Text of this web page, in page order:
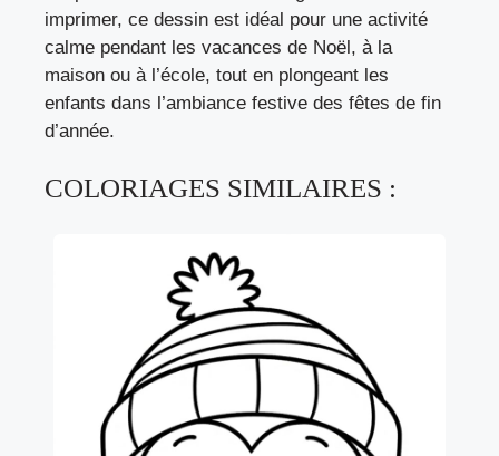
imprimer, ce dessin est idéal pour une activité
calme pendant les vacances de Noël, à la
maison ou à l’école, tout en plongeant les
enfants dans l’ambiance festive des fêtes de fin
d’année.
COLORIAGES SIMILAIRES :